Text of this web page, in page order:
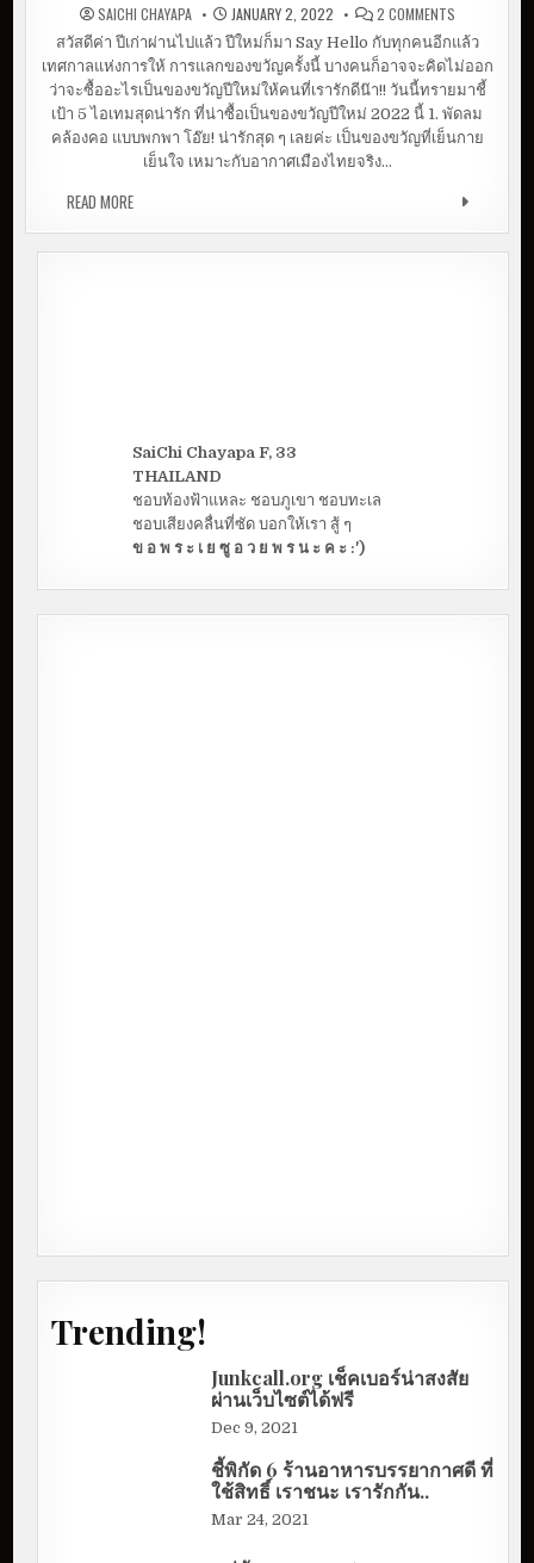
SAICHI CHAYAPA JANUARY 2, 2022 2 COMMENTSO
N
5
อ
เ
ดี
ย
อ
ข
น
สวัสดีค่า ปีเก่าผ่านไปแล้ว ปีใหม่ก็มา Say Hello กับทุกคนอีกแล้ว
เทศกาลแห่งการให้ การแลกของขวัญครั้งนี้ บางคนก็อาจจะคิดไม่ออก
ว่าจะซื้ออะไรเป็นของขวัญปีใหม่ให้คนที่เรารักดีน๊า!! วันนี้ทรายมาชี้
เป้า 5 ไอเทมสุดน่ารัก ที่น่าซื้อเป็นของขวัญปีใหม่ 2022 นี้ 1. พัดลม
คล้องคอ แบบพกพา โอ๊ย! น่ารักสุด ๆ เลยค่ะ เป็นของขวัญที่เย็นกาย
เย็นใจ เหมาะกับอากาศเมืองไทยจริง…
READ MORE5 ไอเดียซื้อของขวัญวันพิเศษ สุด CUTE ราคาเบา ๆ
SaiChi Chayapa F, 33
THAILAND
ชอบท้องฟ้าแหละ ชอบภูเขา ชอบทะเล
ชอบเสียงคลื่นที่ซัด บอกให้เรา สู้ ๆ
ข อ พ ร ะ เ ย ซู อ ว ย พ ร น ะ ค ะ :')
Trending!
Junkcall.org เช็คเบอร์น่าสงสัย
ผ่านเว็บไซต์ได้ฟรี
Dec 9, 2021
ชี้พิกัด 6 ร้านอาหารบรรยากาศดี ที่
ใช้สิทธิ์ เราชนะ เรารักกัน..
Mar 24, 2021